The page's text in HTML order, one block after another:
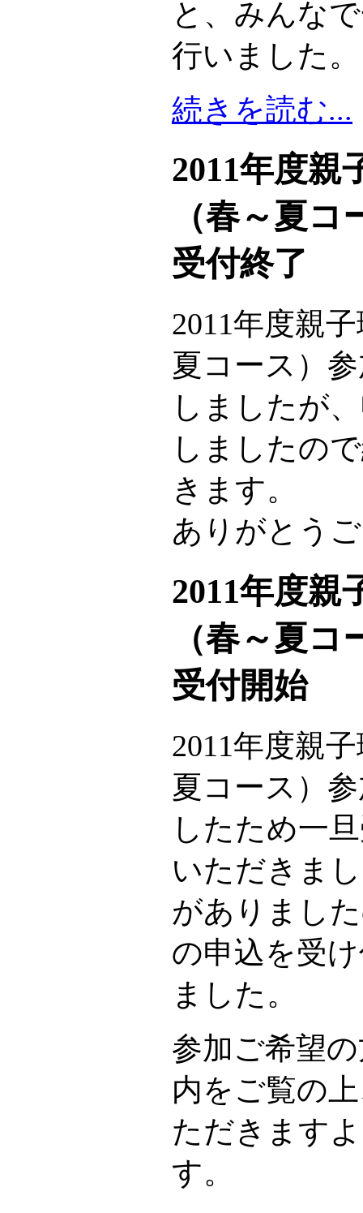
と、みんな
行いました。
続きを読む...
2011年度親
（春～夏
受付終了
2011年度親
夏コース）
しましたが
しましたの
きます。
ありがとう
2011年度親
（春～夏
受付開始
2011年度親
夏コース）
したため一
いただきま
がありまし
の申込を受
ました。
参加ご希望
内をご覧の
ただきます
す。